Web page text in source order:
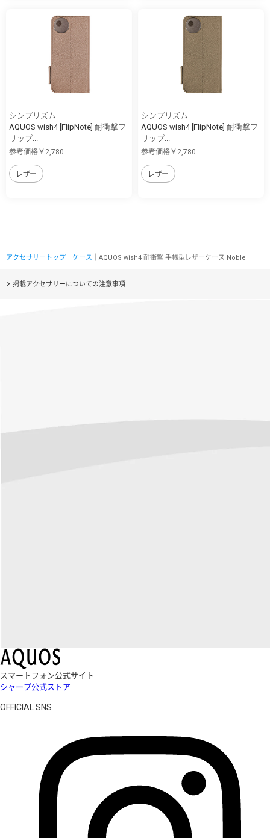
シンプリズム
AQUOS wish4 [FlipNote] 耐衝撃フ
リップ...
参考価格￥2,780
レザー
シンプリズム
AQUOS wish4 [FlipNote] 耐衝撃フ
リップ...
参考価格￥2,780
レザー
アクセサリートップ ケース ｜AQUOS wish4 耐衝撃 手帳型レザーケース Noble
掲載アクセサリーについての注意事項
スマートフォン公式サイト
シャープ公式ストア
OFFICIAL SNS